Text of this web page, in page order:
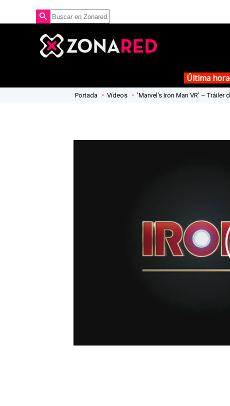
Última hora
Portada Vídeos 'Marvel's Iron Man VR' – Tráiler